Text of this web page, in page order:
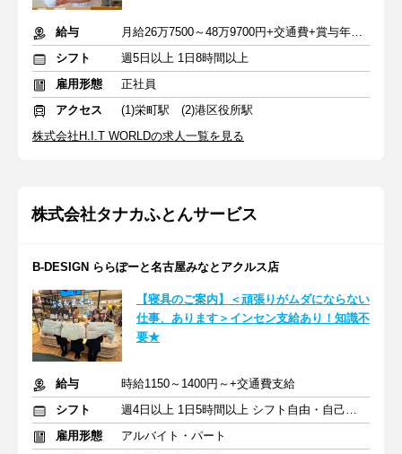
給与
月給26万7500～48万9700円+交通費+賞与年2回
シフト
週5日以上 1日8時間以上
雇用形態
正社員
アクセス
(1)栄町駅 (2)港区役所駅
株式会社H.I.T WORLDの求人一覧を見る
株式会社タナカふとんサービス
B-DESIGN ららぽーと名古屋みなとアクルス店
【寝具のご案内】＜頑張りがムダにならない
仕事、あります＞インセン支給あり！知識不
要★
給与
時給1150～1400円～+交通費支給
シフト
週4日以上 1日5時間以上 シフト自由・自己申告
雇用形態
アルバイト・パート